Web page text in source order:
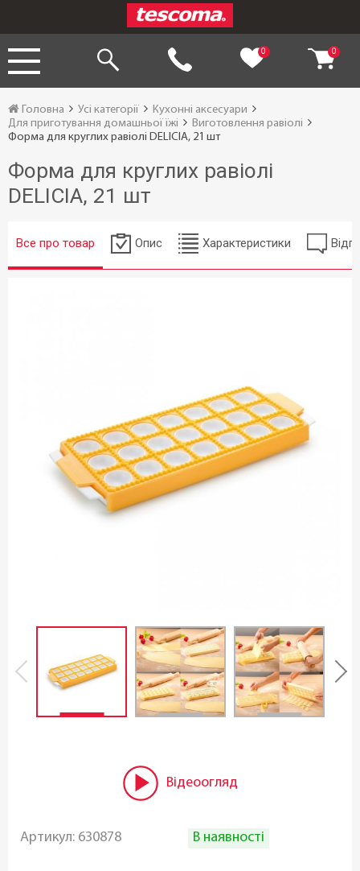
0 0
Головна Усі категорії
Кухонні аксесуари
Для приготування домашньої їжі
Виготовлення равіолі
Форма для круглих равіолі DELICIA, 21 шт
Форма для круглих равіолі
DELICIA, 21 шт
Все про товар Опис Характеристики
Відеоогляд
Артикул: 630878 В наявності